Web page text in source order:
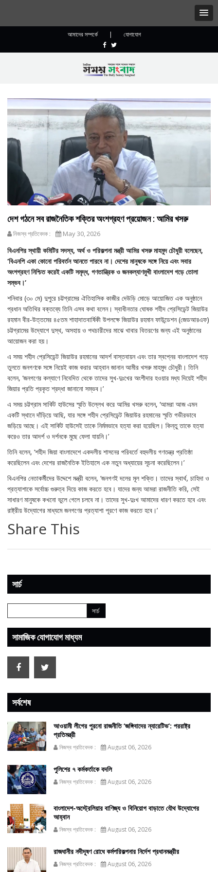
আমাদের সম্পর্কে | যোগাযোগ
দেশ গঠনে সব রাজনৈতিক শক্তির অংশগ্রহণ প্রয়োজন : আমির খসরু
নিজস্ব প্রতিবেদক : May 30, 2026
বিএনপির স্থায়ী কমিটির সদস্য, অর্থ ও পরিকল্পনা মন্ত্রী আমির খসরু মাহমুদ চৌধুরী বলেছেন,
‘বিএনপি একা কোনো পরিবর্তন আনতে পারবে না। দেশের মানুষকে সঙ্গে নিয়ে এবং সবার
অংশগ্রহণ নিশ্চিত করেই একটি সমৃদ্ধ, গণতান্ত্রিক ও জনকল্যাণমুখী বাংলাদেশ গড়ে তোলা
সম্ভব।’
শনিবার (৩০ মে) দুপুরে চট্টগ্রামের ঐতিহাসিক কাজীর দেউড়ি মোড়ে আয়োজিত এক অনুষ্ঠানে
প্রধান অতিথির বক্তব্যে তিনি এসব কথা বলেন। স্বাধীনতার ঘোষক শহীদ প্রেসিডেন্ট জিয়াউর
রহমান বীর-উত্তমের ৪৫তম শাহাদাতবার্ষিকী উপলক্ষে জিয়াউর রহমান ফাউন্ডেশন (জেডআরএফ)
চট্টগ্রামের উদ্যোগে দুস্থ, অসহায় ও পথচারীদের মাঝে খাবার বিতরণের জন্য এই অনুষ্ঠানের
আয়োজন করা হয়।
এ সময় শহীদ প্রেসিডেন্ট জিয়াউর রহমানের আদর্শ বাস্তবায়ন এবং তার স্বপ্নের বাংলাদেশ গড়ে
তুলতে জনগণকে সঙ্গে নিয়েই কাজ করার আহ্বান জানান আমীর খসরু মাহমুদ চৌধুরী। তিনি
বলেন, ‘জনগণের কল্যাণে নিবেদিত থেকে তাদের সুখ-দুঃখের অংশীদার হওয়ার মধ্য দিয়েই শহীদ
জিয়ার প্রতি প্রকৃত শ্রদ্ধা জানানো সম্ভব।’
এ সময় চট্টগ্রাম সার্কিট হাউসের স্মৃতি উল্লেখ করে আমির খসরু বলেন, ‘আমরা আজ এমন
একটি স্থানে দাঁড়িয়ে আছি, যার সঙ্গে শহীদ প্রেসিডেন্ট জিয়াউর রহমানের স্মৃতি গভীরভাবে
জড়িয়ে আছে। এই সার্কিট হাউসেই তাকে নির্মমভাবে হত্যা করা হয়েছিল। কিন্তু তাকে হত্যা
করেও তার আদর্শ ও দর্শনকে মুছে ফেলা যায়নি।’
তিনি বলেন, ‘শহীদ জিয়া বাংলাদেশে একদলীয় শাসনের পরিবর্তে বহুদলীয় গণতন্ত্র প্রতিষ্ঠা
করেছিলেন এবং দেশের রাজনৈতিক ইতিহাসে এক নতুন অধ্যায়ের সূচনা করেছিলেন।’
বিএনপির নেতাকর্মীদের উদ্দেশে মন্ত্রী বলেন, ‘জনগণই দলের মূল শক্তি। তাদের স্বার্থ, চাহিদা ও
প্রত্যাশাকে সর্বোচ্চ গুরুত্ব দিয়ে কাজ করতে হবে। যাদের জন্য আমরা রাজনীতি করি, সেই
সাধারণ মানুষকে কখনো ভুলে গেলে চলবে না। তাদের সুখ-দুঃখ আমাদের ধারণ করতে হবে এবং
রাষ্ট্রীয় উদ্যোগের মাধ্যমে জনগণের প্রত্যাশা পূরণে কাজ করতে হবে।’
Share This
সার্চ
সামাজিক যোগাযোগ মাধ্যম
সর্বশেষ
আওয়ামী লীগের পুরনো রাজনীতি ‘জঙ্গিবাদের ন্যারেটিভ’: পররাষ্ট্র
প্রতিমন্ত্রী
নিজস্ব প্রতিবেদক : August 06, 2026
পুলিশের ৭ কর্মকর্তাকে বদলি
নিজস্ব প্রতিবেদক : August 06, 2026
বাংলাদেশ-অস্ট্রেলিয়ার বাণিজ্য ও বিনিয়োগ বাড়াতে যৌথ উদ্যোগের
আহ্বান
নিজস্ব প্রতিবেদক : August 06, 2026
রাজধানীর নদীদূষণ রোধে কর্মপরিকল্পনার নির্দেশ প্রধানমন্ত্রীর
নিজস্ব প্রতিবেদক : August 06, 2026